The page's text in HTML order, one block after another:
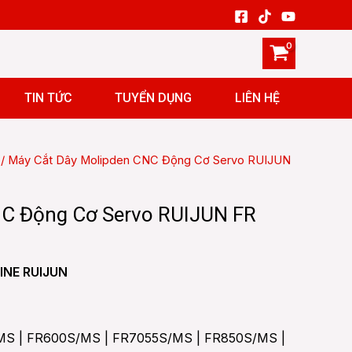
TIN TỨC TUYỂN DỤNG LIÊN HỆ
Máy Cắt Dây Molipden CNC Động Cơ Servo RUIJUN
Động Cơ Servo RUIJUN FR
RUIJUN
| FR600S/MS | FR7055S/MS | FR850S/MS |